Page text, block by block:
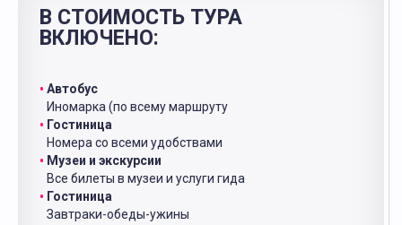
В СТОИМОСТЬ ТУРА
ВКЛЮЧЕНО:
Автобус
Иномарка (по всему маршруту
Гостиница
Номера со всеми удобствами
Музеи и экскурсии
Все билеты в музеи и услуги гида
Гостиница
Завтраки-обеды-ужины